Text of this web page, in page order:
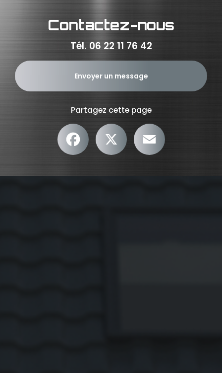
Contactez-nous
Tél. 06 22 11 76 42
Envoyer un message
Partagez cette page
Facebook